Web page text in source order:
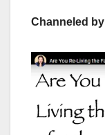
Channeled